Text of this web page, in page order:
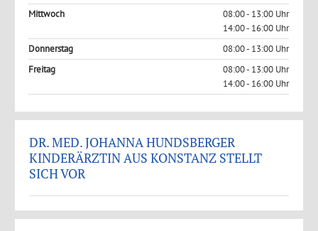
Mittwoch
08:00 - 13:00 Uhr
14:00 - 16:00 Uhr
Donnerstag
08:00 - 13:00 Uhr
Freitag
08:00 - 13:00 Uhr
14:00 - 16:00 Uhr
DR. MED. JOHANNA HUNDSBERGER
KINDERÄRZTIN AUS KONSTANZ STELLT
SICH VOR